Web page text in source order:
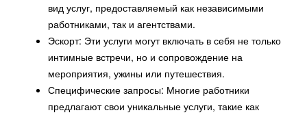
вид услуг, предоставляемый как независимыми
работниками, так и агентствами.
Эскорт: Эти услуги могут включать в себя не только
интимные встречи, но и сопровождение на
мероприятия, ужины или путешествия.
Специфические запросы: Многие работники
предлагают свои уникальные услуги, такие как